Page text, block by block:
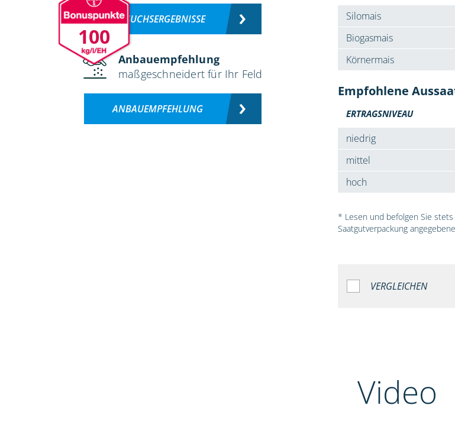
100
VERSUCHSERGEBNISSE
Anbauempfehlung
maßgeschneidert für Ihr Feld
ANBAUEMPFEHLUNG
Silomais
Biogasmais
Körnermais
Empfohlene
ERTRAGSNIVEAU
niedrig
mittel
hoch
* Lesen und befolgen Sie
Saatgutverpackung
VERGLEICHEN
Video